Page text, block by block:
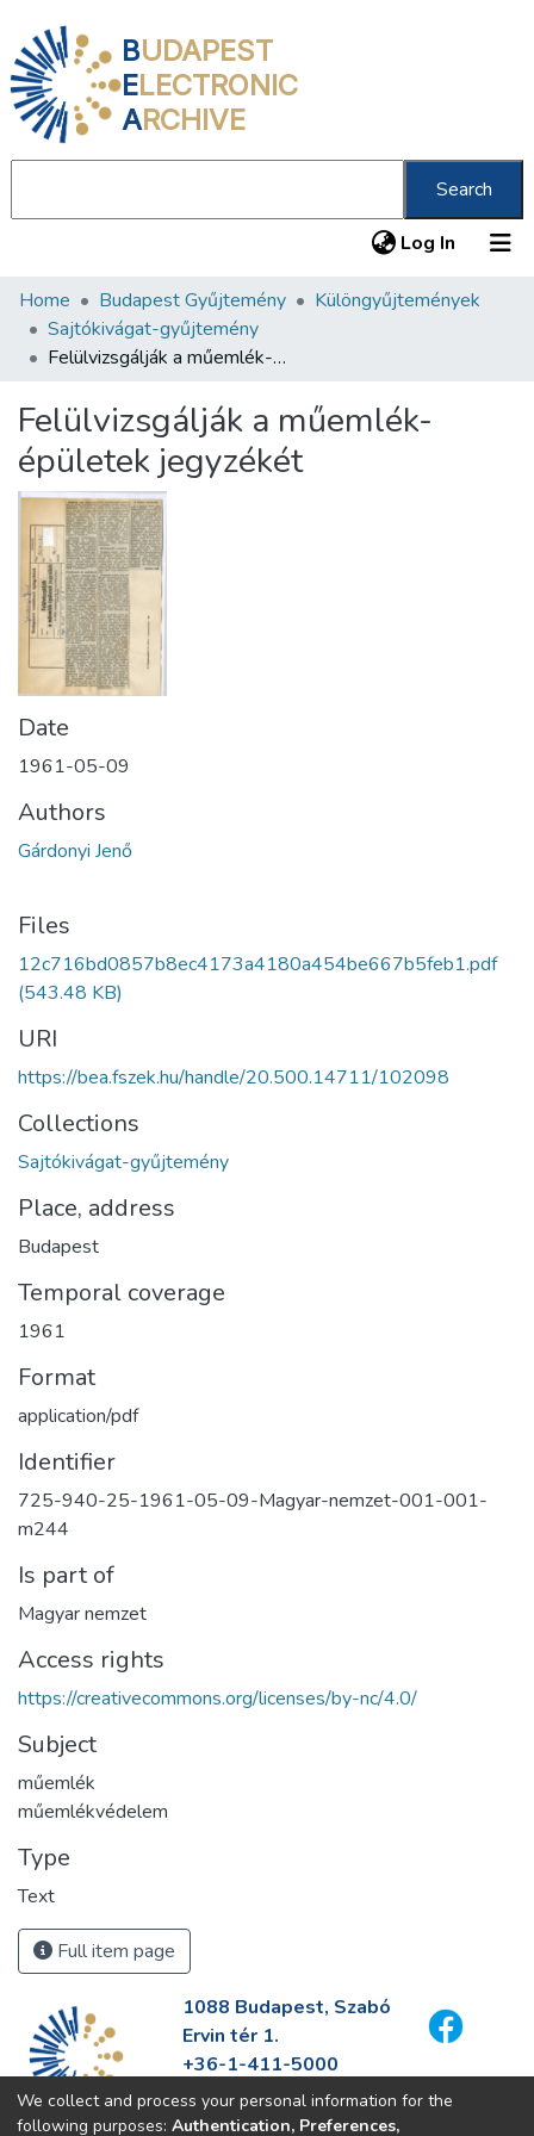
BUDAPEST
ELECTRONIC
ARCHIVE
Search
Log In (current)
Communities & Collections
All of DSpace
About us
Home Budapest Gyűjtemény
Különgyűjtemények
Sajtókivágat-gyűjtemény
Felülvizsgálják a műemlék-épületek jegyzékét
Felülvizsgálják a műemlék-
épületek jegyzékét
Date
1961-05-09
Authors
Gárdonyi Jenő
Files
12c716bd0857b8ec4173a4180a454be667b5feb1.pdf
(543.48 KB)
URI
https://bea.fszek.hu/handle/20.500.14711/102098
Collections
Sajtókivágat-gyűjtemény
Place, address
Budapest
Temporal coverage
1961
Format
application/pdf
Identifier
725-940-25-1961-05-09-Magyar-nemzet-001-001-
m244
Is part of
Magyar nemzet
Access rights
https://creativecommons.org/licenses/by-nc/4.0/
Subject
műemlék
műemlékvédelem
Type
Text
Full item page
1088 Budapest, Szabó
Ervin tér 1.
+36-1-411-5000
info@fszek.hu
https://fszek.hu
We collect and process your personal information for the
following purposes: Authentication, Preferences,